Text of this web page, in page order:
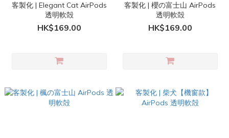
客製化 | Elegant Cat AirPods
透明軟殻
HK$169.00
客製化 | 櫻の富士山 AirPods
透明軟殻
HK$169.00